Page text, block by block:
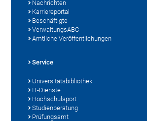
Nachrichten
Karriereportal
Beschäftigte
VerwaltungsABC
Amtliche Veröffentlichungen
Service
Universitätsbibliothek
IT-Dienste
Hochschulsport
Studienberatung
Prüfungsamt